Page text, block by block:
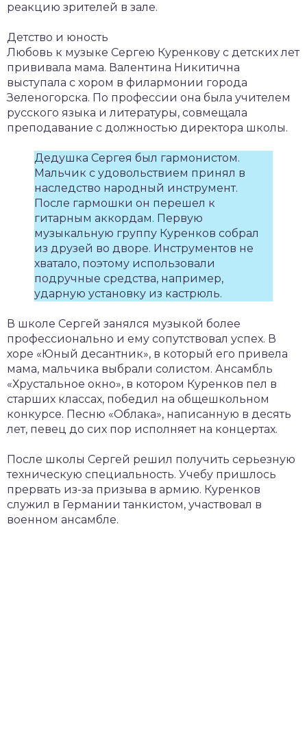
реакцию зрителей в зале.
Детство и юность
Любовь к музыке Сергею Куренкову с детских лет
прививала мама. Валентина Никитична
выступала с хором в филармонии города
Зеленогорска. По профессии она была учителем
русского языка и литературы, совмещала
преподавание с должностью директора школы.
Дедушка Сергея был гармонистом.
Мальчик с удовольствием принял в
наследство народный инструмент.
После гармошки он перешел к
гитарным аккордам. Первую
музыкальную группу Куренков собрал
из друзей во дворе. Инструментов не
хватало, поэтому использовали
подручные средства, например,
ударную установку из кастрюль.
В школе Сергей занялся музыкой более
профессионально и ему сопутствовал успех. В
хоре «Юный десантник», в который его привела
мама, мальчика выбрали солистом. Ансамбль
«Хрустальное окно», в котором Куренков пел в
старших классах, победил на общешкольном
конкурсе. Песню «Облака», написанную в десять
лет, певец до сих пор исполняет на концертах.
После школы Сергей решил получить серьезную
техническую специальность. Учебу пришлось
прервать из-за призыва в армию. Куренков
служил в Германии танкистом, участвовал в
военном ансамбле.